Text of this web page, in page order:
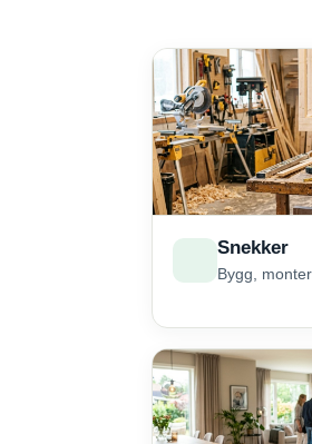
Snekker
Bygg,